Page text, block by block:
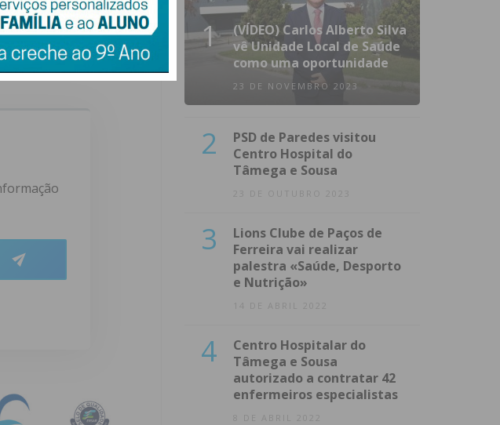
de Estado
do Exército, General
Chito Rodrigues,
1
(VÍDEO) Carlos Alberto Silva
vê Unidade Local de Saúde
como uma oportunidade
23 DE NOVEMBRO 2023
2
PSD de Paredes visitou
Centro Hospital do
Tâmega e Sousa
23 DE OUTUBRO 2023
3
Lions Clube de Paços de
Ferreira vai realizar
palestra «Saúde, Desporto
e Nutrição»
14 DE ABRIL 2022
4
Centro Hospitalar do
Tâmega e Sousa
autorizado a contratar 42
enfermeiros especialistas
8 DE ABRIL 2022